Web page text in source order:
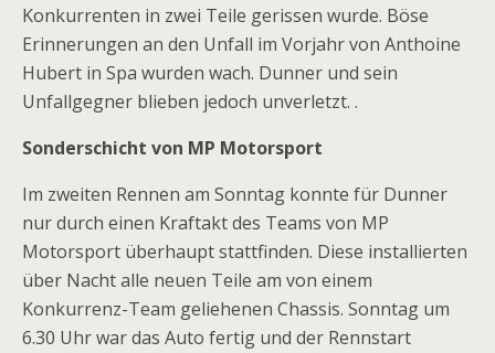
Konkurrenten in zwei Teile gerissen wurde. Böse
Erinnerungen an den Unfall im Vorjahr von Anthoine
Hubert in Spa wurden wach. Dunner und sein
Unfallgegner blieben jedoch unverletzt. .
Sonderschicht von MP Motorsport
Im zweiten Rennen am Sonntag konnte für Dunner
nur durch einen Kraftakt des Teams von MP
Motorsport überhaupt stattfinden. Diese installierten
über Nacht alle neuen Teile am von einem
Konkurrenz-Team geliehenen Chassis. Sonntag um
6.30 Uhr war das Auto fertig und der Rennstart